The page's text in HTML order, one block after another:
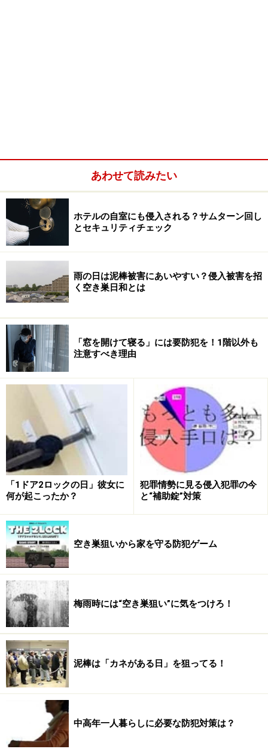
引き戸タイプの窓に設置する、「安価」で「設置が簡
単」で、「賃貸住宅にも使える」、そして「侵入されな
い」ための「窓」用の防犯グッズとして、防犯ガイドが
イチオシの「窓用補助錠」を紹介します！
商品名
販売価格 1個 1,000円（税込） （メーカー希望
小売価格1個 1,260円（税込） 送料別
ショップ名
「窓用補助錠 Ｔ型防犯錠」は、裏面がシールになって
おり、窓ガラスに貼ってつけるだけ。赤い表示のついた
小さなプレートをちょっと持ち上げて手前に90度倒すだ
けという簡単な操作で、「窓を開けることが出来ない状
態」を作ります。「時間がかかると侵入をあきらめる」
という空き巣狙いにとっては、押せども開かない窓にあ
せって退散するでしょう。「仮に錠付近の窓を割られて
も、窓そのものが動かなければ侵入されない」ように出
来る、この「窓用補助錠 Ｔ型防犯錠」は、設置も操作
も簡単でありながら、防犯効果が極めて高いスグレモノ
です。
シールで取り付けたT型防犯錠で、窓枠をしっかり固定
できます。簡単で効果的な防犯対策になります。
少し窓を開けておきたいときにも
窓をすこし開けておきたい方には、少しずらしてセットす
れば、防犯も風通しもOK。
あわせて読みたい
ホテルの自室にも侵入される？サムターン回し
とセキュリティチェック
雨の日は泥棒被害にあいやすい？侵入被害を招
く空き巣日和とは
「窓を開けて寝る」には要防犯を！1階以外も
注意すべき理由
「1ドア2ロックの日」彼女に
何が起こったか？
犯罪情勢に見る侵入犯罪の今
と“補助錠”対策
空き巣狙いから家を守る防犯ゲーム
梅雨時には“空き巣狙い”に気をつけろ！
泥棒は「カネがある日」を狙ってる！
中高年一人暮らしに必要な防犯対策は？